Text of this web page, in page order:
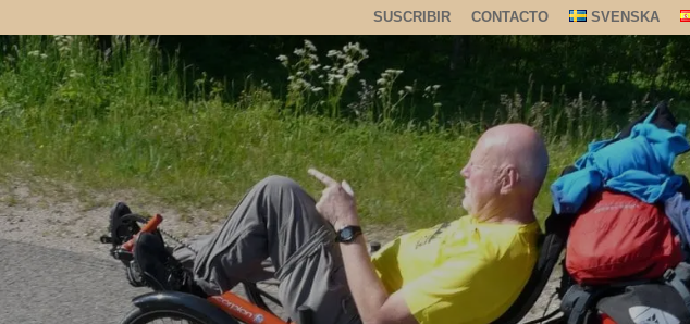
SUSCRIBIR CONTACTO SVENSKA